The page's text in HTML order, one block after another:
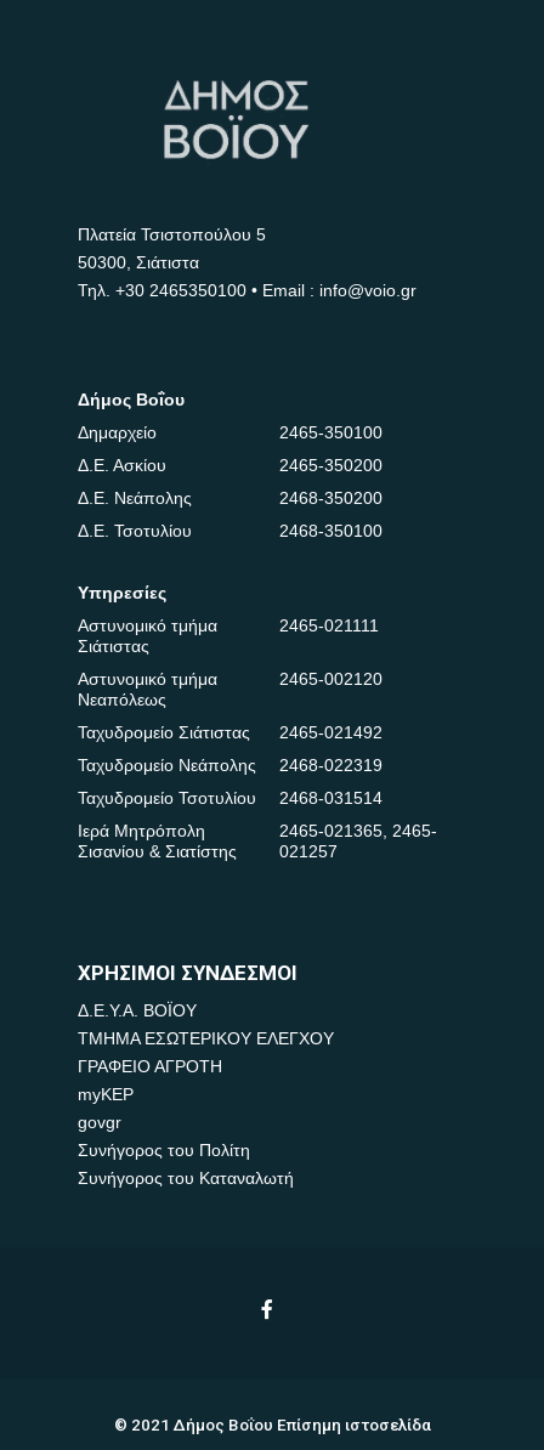
Πλατεία Τσιστοπούλου 5
50300, Σιάτιστα
Τηλ. +30 2465350100 • Email : info@voio.gr
Δήμος Βοΐου
Δημαρχείο
2465-350100
Δ.Ε. Ασκίου
2465-350200
Δ.Ε. Νεάπολης
2468-350200
Δ.Ε. Τσοτυλίου
2468-350100
Υπηρεσίες
Αστυνομικό τμήμα
Σιάτιστας
2465-021111
Αστυνομικό τμήμα
Νεαπόλεως
2465-002120
Ταχυδρομείο Σιάτιστας
2465-021492
Ταχυδρομείο Νεάπολης
2468-022319
Ταχυδρομείο Τσοτυλίου
2468-031514
Ιερά Μητρόπολη
Σισανίου & Σιατίστης
2465-021365, 2465-
021257
ΧΡΗΣΙΜΟΙ ΣΥΝΔΕΣΜΟΙ
Δ.Ε.Υ.Α. ΒΟΪΟΥ
ΤΜΗΜΑ ΕΣΩΤΕΡΙΚΟΥ ΕΛΕΓΧΟΥ
ΓΡΑΦΕΙΟ ΑΓΡΟΤΗ
myKEP
govgr
Συνήγορος του Πολίτη
Συνήγορος του Καταναλωτή
© 2021 Δήμος Βοΐου Επίσημη ιστοσελίδα